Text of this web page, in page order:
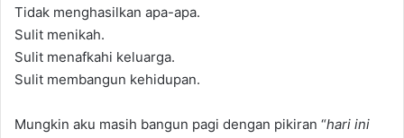
Tidak menghasilkan apa-apa.
Sulit menikah.
Sulit menafkahi keluarga.
Sulit membangun kehidupan.
Mungkin aku masih bangun pagi dengan pikiran “hari ini